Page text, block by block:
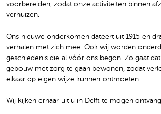
voorbereiden, zodat onze activiteiten binnen
verhuizen.
Ons nieuwe onderkomen dateert uit 1915 en
verhalen met zich mee. Ook wij worden
geschiedenis die al vóór ons begon. Zo gaat
gebouw met zorg te gaan bewonen, zodat
elkaar op eigen wijze kunnen ontmoeten.
Wij kijken ernaar uit u in Delft te mogen